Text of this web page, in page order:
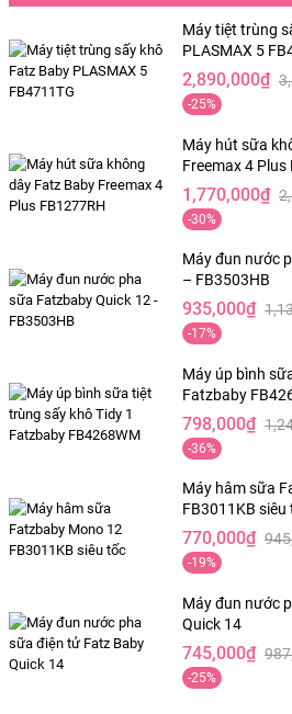
Đảm bảo tuân thủ đúng liều
định bởi bác sĩ và luôn kiểm tra tính
trước khi sử dụng.
Máy tiệt trùng
PLASMAX 5
Giá
gốc
là:
3,850,000₫.
2,890,000₫
Giá
hiện
tại
là:
2,890,000₫.
-25%
Máy hút sữa
Freemax 4 Plus
Giá
gốc
là:
2,540,000₫.
1,770,000₫
Giá
hiện
tại
là:
1,770,000₫.
-30%
Máy đun nước
– FB3503HB
Giá
gốc
là:
1,130,000₫.
935,000₫
Giá
hiện
tại
là:
935,000₫.
-17%
Máy úp bình
Fatzbaby
Giá
gốc
là:
1,245,000₫.
798,000₫
Giá
hiện
tại
là:
798,000₫.
-36%
Máy hâm sữa
FB3011KB siêu
Giá
gốc
là:
945,000₫.
770,000₫
Giá
hiện
tại
là:
770,000₫.
-19%
Máy đun nước
Quick 14
Giá
gốc
745,000₫
Giá
hiện
-25%